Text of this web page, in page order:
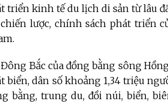
kinh tế du lịch di sản từ lâu
lược, chính sách phát triển
Bắc của đồng bằng sông
biển, dân số khoảng 1,34 triệu
bằng, trung du, đồi núi, biển,